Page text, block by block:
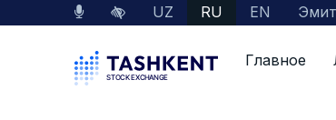
UZ RU EN
Главное